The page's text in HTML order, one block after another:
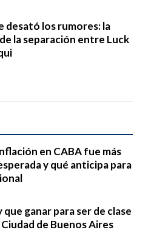
desató los rumores: la
la separación entre Luck
en CABA fue más
y qué anticipa para
ganar para ser de clase
Ciudad de Buenos Aires